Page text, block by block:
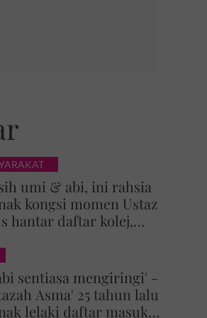
umi & abi, ini rahsia
kongsi momen Ustaz
hantar daftar kolej,
sebak!
sentiasa mengiringi' -
Asma' 25 tahun lalu
lelaki daftar masuk